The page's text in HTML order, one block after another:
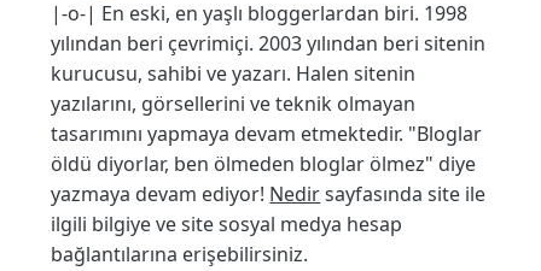
|-o-| En eski, en yaşlı bloggerlardan biri. 1998
yılından beri çevrimiçi. 2003 yılından beri sitenin
kurucusu, sahibi ve yazarı. Halen sitenin
yazılarını, görsellerini ve teknik olmayan
tasarımını yapmaya devam etmektedir. "Bloglar
öldü diyorlar, ben ölmeden bloglar ölmez" diye
yazmaya devam ediyor! Nedirsayfasında site ile
ilgili bilgiye ve site sosyal medya hesap
bağlantılarına erişebilirsiniz.